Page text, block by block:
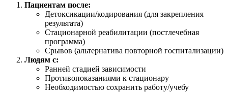
Пациентам после:
Детоксикации/кодирования (для закрепления
результата)
Стационарной реабилитации (постлечебная
программа)
Срывов (альтернатива повторной госпитализации)
Людям с:
Ранней стадией зависимости
Противопоказаниями к стационару
Необходимостью сохранить работу/учебу